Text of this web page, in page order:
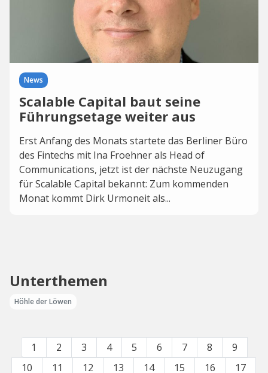
News
Scalable Capital baut seine
Führungsetage weiter aus
Erst Anfang des Monats startete das Berliner Büro
des Fintechs mit Ina Froehner als Head of
Communications, jetzt ist der nächste Neuzugang
für Scalable Capital bekannt: Zum kommenden
Monat kommt Dirk Urmoneit als...
Unterthemen
Höhle der Löwen
1 2 3 4 5 6 7 8
9
10
11 12 13 14 15 16
17